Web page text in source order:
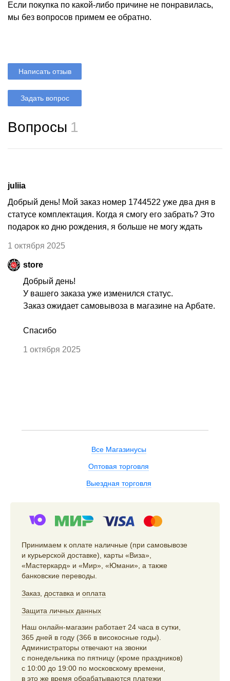
Если покупка по какой-либо причине не понравилась,
мы без вопросов примем ее обратно.
Написать отзыв
Задать вопрос
Вопросы 1
juliia
Добрый день! Мой заказ номер 1744522 уже два дня в
статусе комплектация. Когда я смогу его забрать? Это
подарок ко дню рождения, я больше не могу ждать
1 октября 2025
store
Добрый день!
У вашего заказа уже изменился статус.
Заказ ожидает самовывоза в магазине на Арбате.
Спасибо
1 октября 2025
Все Магазинусы
Оптовая торговля
Выездная торговля
Принимаем к оплате наличные (при самовывозе
и курьерской доставке), карты «Виза»,
«Мастеркард» и «Мир», «Юмани», а также
банковские переводы.
Заказ, доставка и оплата
Защита личных данных
Наш онлайн-магазин работает 24 часа в сутки,
365 дней в году (366 в високосные годы).
Администраторы отвечают на звонки
с понедельника по пятницу (кроме праздников)
с 10:00 до 19:00 по московскому времени,
в это же время обрабатываются платежи